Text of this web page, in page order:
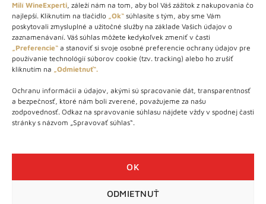
Milí WineExperti, záleží nám na tom, aby bol Váš zážitok z nakupovania čo
najlepší. Kliknutím na tlačidlo „Ok“ súhlasíte s tým, aby sme Vám
poskytovali zmysluplné a užitočné služby na základe Vašich údajov o
zaznamenávaní. Váš súhlas môžete kedykoľvek zmeniť v časti
„Preferencie“ a stanoviť si svoje osobné preferencie ochrany údajov pre
používanie technológií súborov cookie (tzv. tracking) alebo ho zrušiť
kliknutím na „Odmietnuť“.
Ochranu informácií a údajov, akými sú spracovanie dát, transparentnosť
a bezpečnosť, ktoré nám boli zverené, považujeme za našu
zodpovednosť. Odkaz na spravovanie súhlasu nájdete vždy v spodnej časti
stránky s názvom „Spravovať súhlas“.
OK
ODMIETNUŤ
O NÁS
STORE – obchod s vínom a destilátmi od roku 2010. Na našej
webovej stránke predávame viac ako 1000+ značkových
produktov.
Info tel.: +421 917 779 888
Vínotéka: +421 917 888 879
Vínotéka: Bratislavská 49/B, Bratislava 841 06